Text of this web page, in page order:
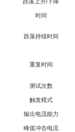
时间
跌落持续时间
重复时间
测试次数
触发模式
输出电流能力
峰值冲击电流